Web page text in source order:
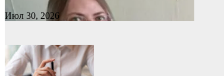
Июл 30, 2026